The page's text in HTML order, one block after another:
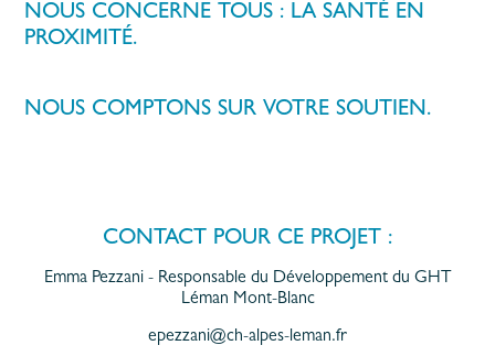
NOUS CONCERNE TOUS : LA SANTÉ EN
PROXIMITÉ.
NOUS COMPTONS SUR VOTRE SOUTIEN.
CONTACT POUR CE PROJET :
Emma Pezzani - Responsable du Développement du GHT
Léman Mont-Blanc
epezzani@ch-alpes-leman.fr